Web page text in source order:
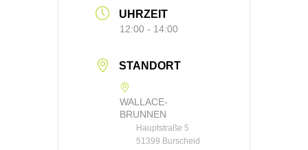
UHRZEIT
12:00 - 14:00
STANDORT
WALLACE-
BRUNNEN
Hauptstraße 5
51399 Burscheid